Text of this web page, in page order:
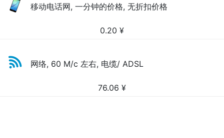
移动电话网, 一分钟的价格, 无折扣价格
0.20 ¥
网络, 60 M/c 左右, 电缆/ ADSL
76.06 ¥